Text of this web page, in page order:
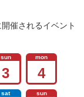
催されるイベント
sun
3
mon
4
sat sun